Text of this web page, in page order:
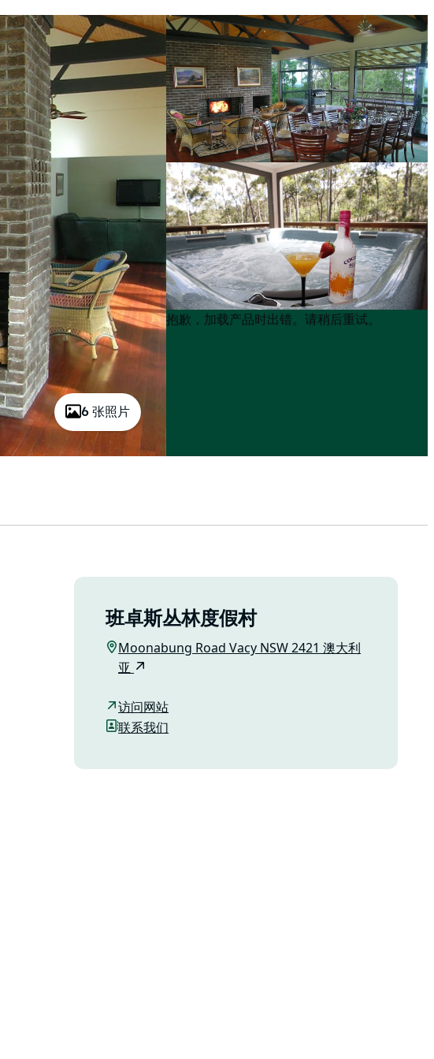
6 张照片
Product
List
Product
List
抱歉，加载产品时出错。请稍后重试。
班卓斯丛林度假村
Moonabung Road Vacy NSW 2421 澳大利
亚
访问网站
联系我们